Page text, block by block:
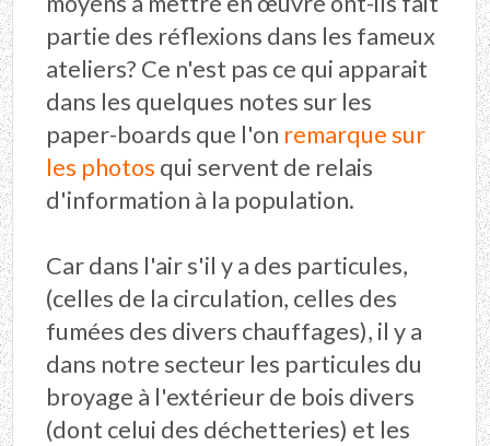
partie des réflexions dans les fameux
ateliers? Ce n'est pas ce qui apparait
dans les quelques notes sur les
paper-boards que l'on remarque sur
les photos qui servent de relais
d'information à la population.
Car dans l'air s'il y a des particules,
(celles de la circulation, celles des
fumées des divers chauffages), il y a
dans notre secteur les particules du
broyage à l'extérieur de bois divers
(dont celui des déchetteries) et les